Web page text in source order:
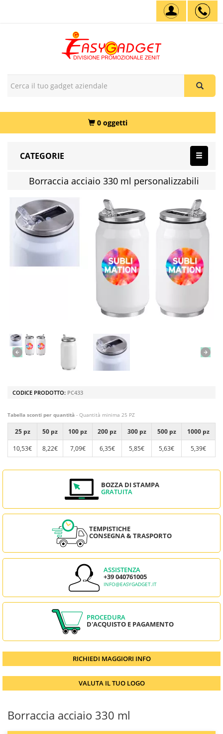
0 oggetti
CATEGORIE
Borraccia acciaio 330 ml personalizzabili
CODICE PRODOTTO: PC433
Tabella sconti per quantità - Quantità minima 25 PZ
25 pz 50 pz 100 pz 200 pz 300 pz 500 pz
1000 pz
10,53€
8,22€ 7,09€ 6,35€ 5,85€ 5,63€ 5,39€
BOZZA DI STAMPA
GRATUITA
TEMPISTICHE
CONSEGNA & TRASPORTO
ASSISTENZA
+39 040761005
INFO@EASYGADGET.IT
PROCEDURA
D'ACQUISTO E PAGAMENTO
RICHIEDI MAGGIORI INFO
VALUTA IL TUO LOGO
Borraccia acciaio 330 ml